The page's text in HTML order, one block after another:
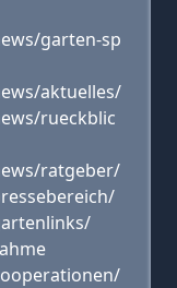
garten-sp
aktuelles/
rueckblic
ratgeber/